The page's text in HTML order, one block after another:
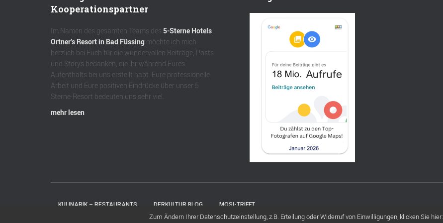
Kooperationspartner
Im Namen des gesamten Teams des 5-Sterne Hotels
Ortner’s Resort in Bad Füssing möchte ich mich
herzlich bei Euch für die wundervollen Beiträge, Posts
und Storys bedanken, die ihr während Eures
Aufenthalts bei uns erstellt habt. Eure professionelle
Arbeit und Eure positiven Eindrücke über unser 5
Sterne-Resort bedeuten uns sehr viel.
mehr lesen
KULINARIK – RESTAURANTS DERKULTUR.BLOG MOSI-TRIFFT
Zum Ändern Ihrer Datenschutzeinstellung, z.B. Erteilung oder Widerruf von Einwilligungen, klicken Sie hier: